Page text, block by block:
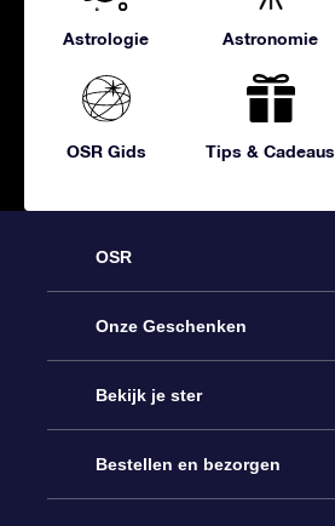
Astrologie Astronomie
OSR Gids Tips & Cadeaus
OSR
Service
Contact
Blog
Onze Geschenken
Online Star Gift
OSR Cadeaupakket
Bekijk je ster
Sterrenregister
Bestellen en bezorgen